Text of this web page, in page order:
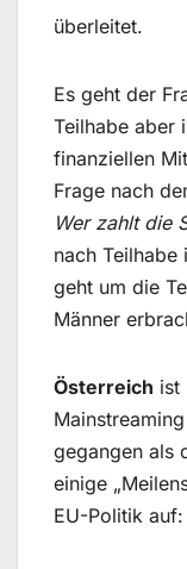
überleitet.
Es geht der
Teilhabe aber
finanziellen
Frage nach
Wer zahlt die
nach Teilhabe
geht um die
Männer
Österreich ist
gegangen als
einige
EU-Politik auf: